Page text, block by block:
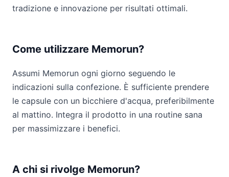
tradizione e innovazione per risultati ottimali.
Come utilizzare Memorun?
Assumi Memorun ogni giorno seguendo le
indicazioni sulla confezione. È sufficiente prendere
le capsule con un bicchiere d'acqua, preferibilmente
al mattino. Integra il prodotto in una routine sana
per massimizzare i benefici.
A chi si rivolge Memorun?